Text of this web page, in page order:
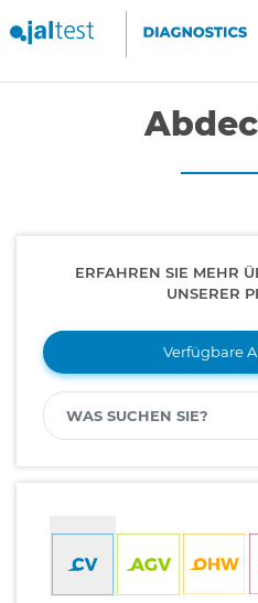
ERFAHREN SIE MEHR
UNSERER
Verfügbare